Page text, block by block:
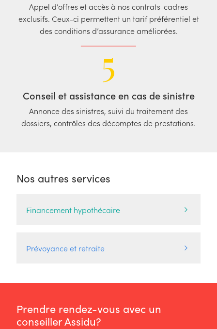
Appel d’offres et accès à nos contrats-cadres
exclusifs. Ceux-ci permettent un tarif préférentiel et
des conditions d’assurance améliorées.
5
Conseil et assistance en cas de sinistre
Annonce des sinistres, suivi du traitement des
dossiers, contrôles des décomptes de prestations.
Nos autres services
Financement hypothécaire
Prévoyance et retraite
Prendre rendez-vous avec un
conseiller Assidu?